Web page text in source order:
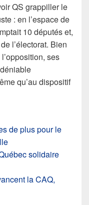
QS grappiller le
: en l’espace de
10 députés et,
l’électorat. Bien
ses
qu’au dispositif
de plus pour le
solidaire
la CAQ,